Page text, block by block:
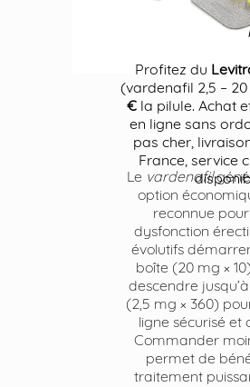
Profitez du
(vardenafil 2,5 –
€ la pilule. Achat
en ligne sans
pas cher,
France, service
Le vardenafil
option
reconnue
dysfonction
évolutifs
boîte (20 mg ×
descendre jusqu’à
(2,5 mg × 360)
ligne sécurisé et
Commander
permet de
traitement